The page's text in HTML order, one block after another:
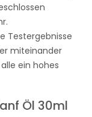
Testergebnisse
miteinander
ein hohes
Öl 30ml